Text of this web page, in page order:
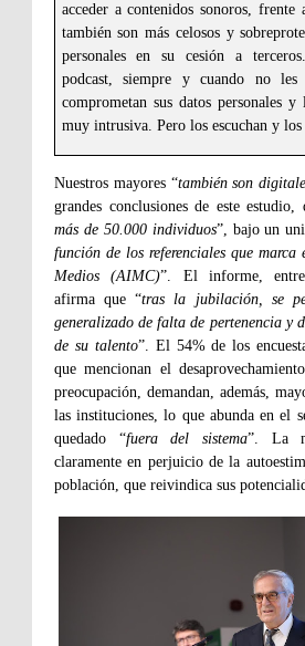
acceder a contenidos sonoros, frente
también son más celosos y
personales en su cesión a
podcast, siempre y cuando no les
comprometan sus datos personales
muy intrusiva. Pero los escuchan y los
Nuestros mayores “también son
grandes conclusiones de este estudio,
más de 50.000 individuos”, bajo un
función de los referenciales que
Medios (AIMC)”. El informe, entre
afirma que “tras la jubilación, se
generalizado de falta de pertenencia y
de su talento”. El 54% de los
que mencionan el
preocupación, demandan, además,
las instituciones, lo que abunda en el
quedado “fuera del sistema”. La
claramente en perjuicio de la
población, que reivindica sus